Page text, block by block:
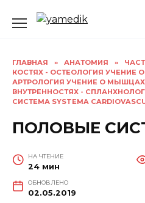
ГЛАВНАЯ » АНАТОМИЯ »
КОСТЯХ - ОСТЕОЛОГИЯ УЧЕНИЕ
АРТРОЛОГИЯ УЧЕНИЕ О
ВНУТРЕННОСТЯХ -
СИСТЕМА SYSTEMA
ПОЛОВЫЕ
НА ЧТЕНИЕ
24 мин
ОБНОВЛЕНО
02.05.2019